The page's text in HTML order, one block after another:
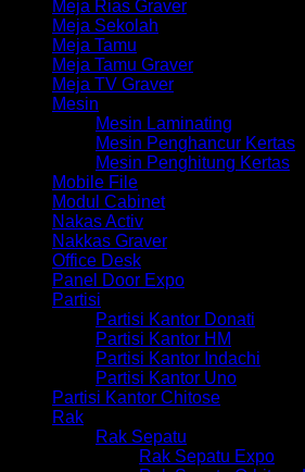
Meja Rias Graver
Meja Sekolah
Meja Tamu
Meja Tamu Graver
Meja TV Graver
Mesin
Mesin Laminating
Mesin Penghancur Kertas
Mesin Penghitung Kertas
Mobile File
Modul Cabinet
Nakas Activ
Nakkas Graver
Office Desk
Panel Door Expo
Partisi
Partisi Kantor Donati
Partisi Kantor HM
Partisi Kantor Indachi
Partisi Kantor Uno
Partisi Kantor Chitose
Rak
Rak Sepatu
Rak Sepatu Expo